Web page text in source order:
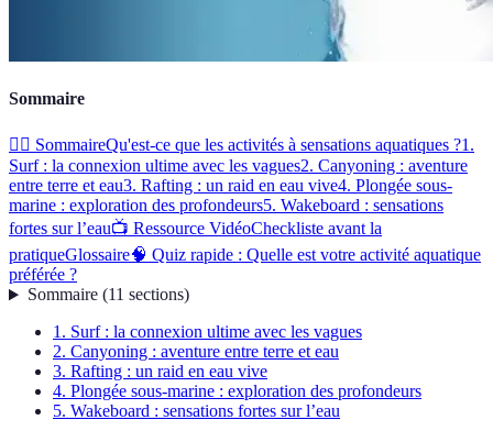
Sommaire
🏄‍♂️ SommaireQu'est-ce que les activités à sensations aquatiques ?1.
Surf : la connexion ultime avec les vagues2. Canyoning : aventure
entre terre et eau3. Rafting : un raid en eau vive4. Plongée sous-
marine : exploration des profondeurs5. Wakeboard : sensations
fortes sur l’eau📺 Ressource VidéoCheckliste avant la
pratiqueGlossaire🧠 Quiz rapide : Quelle est votre activité aquatique
préférée ?
Sommaire(11 sections)
1. Surf : la connexion ultime avec les vagues
2. Canyoning : aventure entre terre et eau
3. Rafting : un raid en eau vive
4. Plongée sous-marine : exploration des profondeurs
5. Wakeboard : sensations fortes sur l’eau